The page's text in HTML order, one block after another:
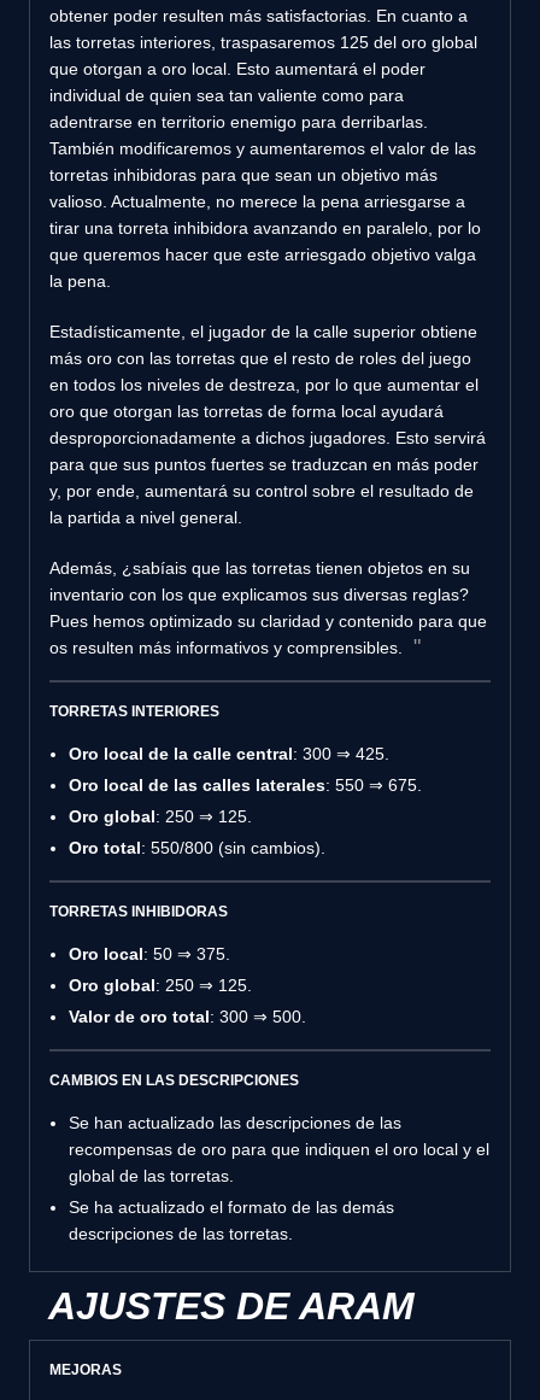
obtener poder resulten más satisfactorias. En cuanto a
las torretas interiores, traspasaremos 125 del oro global
que otorgan a oro local. Esto aumentará el poder
individual de quien sea tan valiente como para
adentrarse en territorio enemigo para derribarlas.
También modificaremos y aumentaremos el valor de las
torretas inhibidoras para que sean un objetivo más
valioso. Actualmente, no merece la pena arriesgarse a
tirar una torreta inhibidora avanzando en paralelo, por lo
que queremos hacer que este arriesgado objetivo valga
la pena.
Estadísticamente, el jugador de la calle superior obtiene
más oro con las torretas que el resto de roles del juego
en todos los niveles de destreza, por lo que aumentar el
oro que otorgan las torretas de forma local ayudará
desproporcionadamente a dichos jugadores. Esto servirá
para que sus puntos fuertes se traduzcan en más poder
y, por ende, aumentará su control sobre el resultado de
la partida a nivel general.
Además, ¿sabíais que las torretas tienen objetos en su
inventario con los que explicamos sus diversas reglas?
Pues hemos optimizado su claridad y contenido para que
os resulten más informativos y comprensibles.
TORRETAS INTERIORES
Oro local de la calle central: 300 ⇒ 425.
Oro local de las calles laterales: 550 ⇒ 675.
Oro global: 250 ⇒ 125.
Oro total: 550/800 (sin cambios).
TORRETAS INHIBIDORAS
Oro local: 50 ⇒ 375.
Oro global: 250 ⇒ 125.
Valor de oro total: 300 ⇒ 500.
CAMBIOS EN LAS DESCRIPCIONES
Se han actualizado las descripciones de las
recompensas de oro para que indiquen el oro local y el
global de las torretas.
Se ha actualizado el formato de las demás
descripciones de las torretas.
AJUSTES DE ARAM
MEJORAS